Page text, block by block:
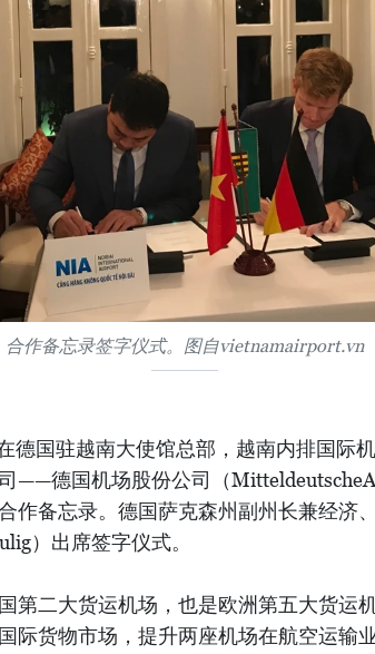
合作备忘录签字仪式。图自vietnamairport.vn
德国驻越南大使馆总部，越南内排国际
——德国机场股份公司（
作备忘录。德国萨克森州副州长兼经济
）出席签字仪式。
第二大货运机场，也是欧洲第五大货运
际货物市场，提升两座机场在航空运输